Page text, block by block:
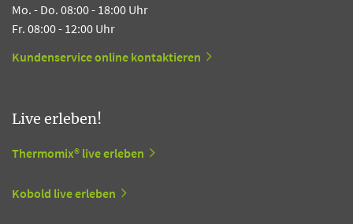
Mo. - Do. 08:00 - 18:00 Uhr
Fr. 08:00 - 12:00 Uhr
Kundenservice online kontaktieren
Live erleben!
Thermomix® live erleben
Kobold live erleben